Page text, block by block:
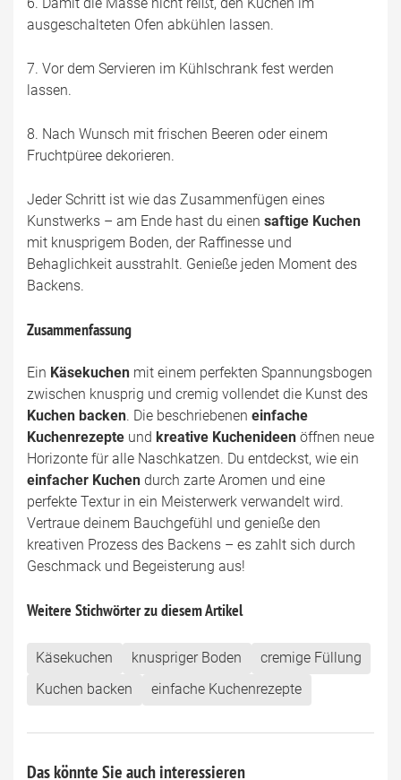
ausgeschalteten Ofen abkühlen lassen.
7. Vor dem Servieren im Kühlschrank fest werden
lassen.
8. Nach Wunsch mit frischen Beeren oder einem
Fruchtpüree dekorieren.
Jeder Schritt ist wie das Zusammenfügen eines
Kunstwerks – am Ende hast du einen saftige Kuchen
mit knusprigem Boden, der Raffinesse und
Behaglichkeit ausstrahlt. Genieße jeden Moment des
Backens.
Zusammenfassung
Ein Käsekuchen mit einem perfekten Spannungsbogen
zwischen knusprig und cremig vollendet die Kunst des
Kuchen backen. Die beschriebenen einfache
Kuchenrezepte und kreative Kuchenideen öffnen neue
Horizonte für alle Naschkatzen. Du entdeckst, wie ein
einfacher Kuchen durch zarte Aromen und eine
perfekte Textur in ein Meisterwerk verwandelt wird.
Vertraue deinem Bauchgefühl und genieße den
kreativen Prozess des Backens – es zahlt sich durch
Geschmack und Begeisterung aus!
Weitere Stichwörter zu diesem Artikel
Käsekuchen knuspriger Boden
cremige Füllung
Kuchen backen
einfache Kuchenrezepte
Das könnte Sie auch interessieren